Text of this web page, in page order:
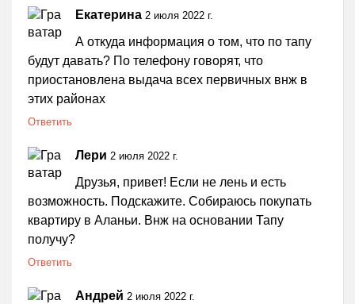
Екатерина 2 июля 2022 г.
А откуда информация о том, что по тапу
будут давать? По телефону говорят, что
приостановлена выдача всех первичных внж в
этих районах
Ответить
Лери 2 июля 2022 г.
Друзья, привет! Если не лень и есть
возможность. Подскажите. Собираюсь покупать
квартиру в Аланьи. Внж на основании Тапу
получу?
Ответить
Андрей 2 июля 2022 г.